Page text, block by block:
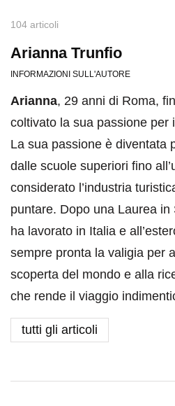
104 articoli
Arianna Trunfio
INFORMAZIONI SULL'AUTORE
Arianna, 29 anni di Roma,
coltivato la sua passione per
La sua passione è diventata
dalle scuole superiori fino
considerato l’industria
puntare. Dopo una Laurea
ha lavorato in Italia e
sempre pronta la valigia per
scoperta del mondo e alla
che rende il viaggio
tutti gli articoli